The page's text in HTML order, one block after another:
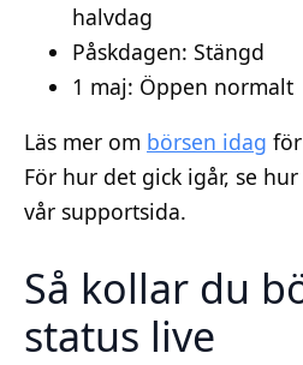
halvdag
Påskdagen: Stängd
1 maj: Öppen normalt
Läs mer om börsen idag
För hur det gick igår, se
vår supportsida.
Så kollar du
status live